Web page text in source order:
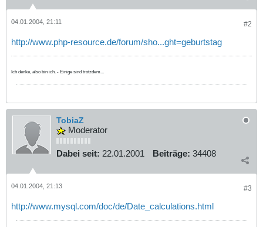
#2
04.01.2004, 21:11
http://www.php-resource.de/forum/sho...ght=geburtstag
Ich denke, also bin ich. - Einige sind trotzdem...
TobiaZ
Moderator
Dabei seit: 22.01.2001 Beiträge: 34408
#3
04.01.2004, 21:13
http://www.mysql.com/doc/de/Date_calculations.html